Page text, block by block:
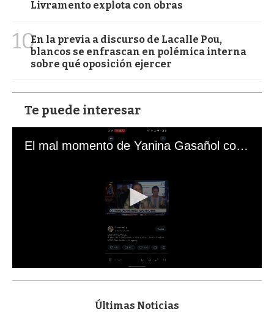
Livramento explota con obras
10En la previa a discurso de Lacalle Pou,
blancos se enfrascan en polémica interna
sobre qué oposición ejercer
Te puede interesar
El mal momento de Yanina Gasañol con un hincha argentino en "Subrayado"
s
Últimas Noticias